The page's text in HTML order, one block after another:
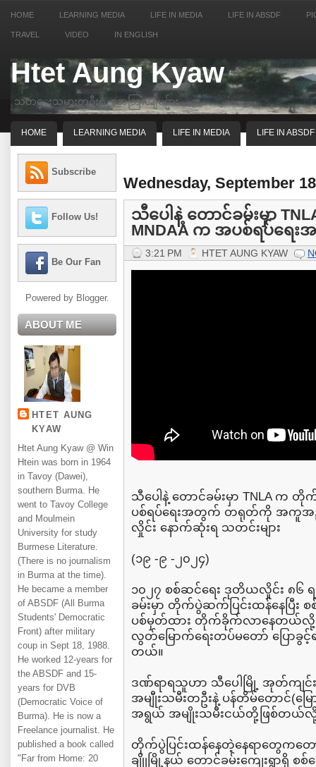
HOME LEARNING MEDIA LIFE IN MEDIA LIFE IN ABSDF
TRAVEL VIDEO IN ENGLISH
Htet Aung Kyaw
သတင္းသမားတဦးရဲ့ အေတြးအျမင္မ်ား
HOME LEARNING MEDIA LIFE IN MEDIA LIFE IN ABSDF
Subscribe
Follow Us!
Be Our Fan
Powered by Blogger.
ABOUT ME
HTET AUNG
KYAW
Htet Aung Kyaw @ Win
Htein was born in 1964
in Tavoy (Dawei),
southern Burma. He
went to Tavoy College
and Moulmein
University for study
Burmese Literature.
(There is no journalism
in Burma at the time).
He became a member
of ABSDF (All Burma
Students' Democratic
Front) after military
coup in Sept 18, 1988.
He worked 12-years for
the ABSDF and 15-
years for DVB
(Democratic Voice of
Burma). He is now a
Freelance journalist. He
published a book called
"Far from Home: 20
Wednesday, September
သီပေါနဲ့ တောင်ခမ်းမှာ
MNDAA က အပစ်ရပ်ရေး
3:21 PM HTET AUNG KYAW
သီပေါနဲ့ တောင်ခမ်းမှာ TNLA က တို
ပစ်ရပ်ရေးအတွက် တရုတ်ကို အကူအ
လှိုင်း နောက်ဆုံးရ သတင်းများ
(၁၉ -၉ -၂၀၂၄)
၁၀၂၇ စစ်ဆင်ရေး ဒုတိယလှိုင်း ၈၆
ခမ်းမှာ တိုက်ပွဲဆက်ပြင်းထန်နေပြီ
ပစ်မှတ်ထား တိုက်ခိုက်လာနေတယ်လို့
လွတ်မြောက်ရေးတပ်မတော် ပြောခွင့်
တယ်။
ဒဏ်ရာရသူဟာ သီပေါမြို့ အုတ်က
အမျီုးသမီးတဦးနဲ့ ပန်တိမ်တောင်(
အရွယ် အမျိုးသမီးငယ်တို့ဖြစ်တယ်
တိုက်ပွဲပြင်းထန်နေတဲ့နေရာတွေကတေ
ချိုုမြို့နယ် တောင်ခမ်းကျေးရွာရှိ